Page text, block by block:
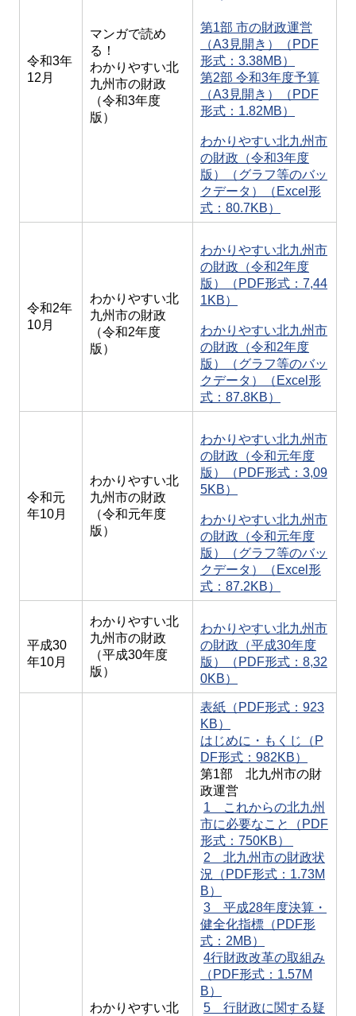
令和3年
12月
マンガで読め
る！
わかりやすい北
九州市の財政
（令和3年度
版）
第1部 市の財政運営
（A3見開き）（PDF
形式：3.38MB）
第2部 令和3年度予算
（A3見開き）（PDF
形式：1.82MB）
わかりやすい北九州市
の財政（令和3年度
版）（グラフ等のバッ
クデータ）（Excel形
式：80.7KB）
令和2年
10月
わかりやすい北
九州市の財政
（令和2年度
版）
わかりやすい北九州市
の財政（令和2年度
版）（PDF形式：7,44
1KB）
わかりやすい北九州市
の財政（令和2年度
版）（グラフ等のバッ
クデータ）（Excel形
式：87.8KB）
令和元
年10月
わかりやすい北
九州市の財政
（令和元年度
版）
わかりやすい北九州市
の財政（令和元年度
版）（PDF形式：3,09
5KB）
わかりやすい北九州市
の財政（令和元年度
版）（グラフ等のバッ
クデータ）（Excel形
式：87.2KB）
平成30
年10月
わかりやすい北
九州市の財政
（平成30年度
版）
わかりやすい北九州市
の財政（平成30年度
版）（PDF形式：8,32
0KB）
わかりやすい北
表紙（PDF形式：923
KB）
はじめに・もくじ（P
DF形式：982KB）
第1部 北九州市の財
政運営
1 これからの北九州
市に必要なこと（PDF
形式：750KB）
2 北九州市の財政状
況（PDF形式：1.73M
B）
3 平成28年度決算・
健全化指標（PDF形
式：2MB）
4行財政改革の取組み
（PDF形式：1.57M
B）
5 行財政に関する疑